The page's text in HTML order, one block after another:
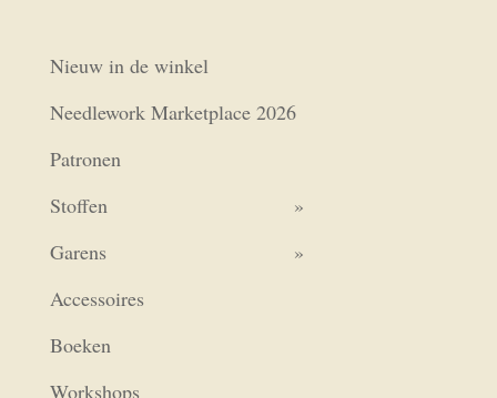
Nieuw in de winkel
Needlework Marketplace 2026
Patronen
Stoffen
Garens
Accessoires
Boeken
Workshops